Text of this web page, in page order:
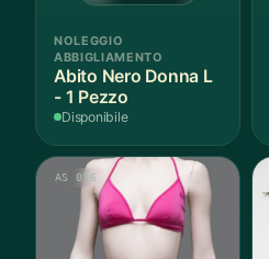
NOLEGGIO
ABBIGLIAMENTO
Abito Nero Donna L
- 1 Pezzo
Disponibile
AS 016